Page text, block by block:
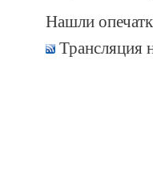
Нашли
Трансляция